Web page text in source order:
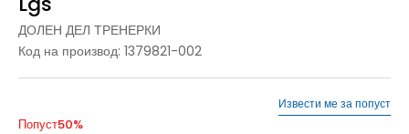
ДОЛЕН ДЕЛ ТРЕНЕРКИ
Код на производ: 1379821-002
Попуст50%
Извести ме за попуст